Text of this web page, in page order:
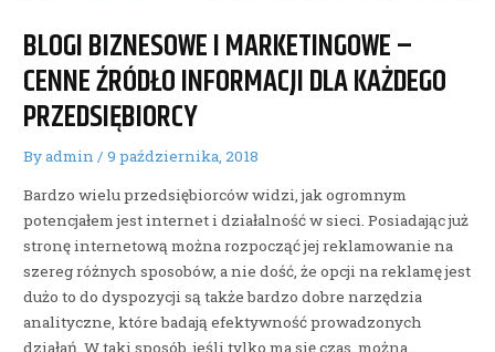
BLOGI BIZNESOWE I MARKETINGOWE –
CENNE ŹRÓDŁO INFORMACJI DLA KAŻDEGO
PRZEDSIĘBIORCY
Byadmin/9 października, 2018
Bardzo wielu przedsiębiorców widzi, jak ogromnym
potencjałem jest internet i działalność w sieci. Posiadając już
stronę internetową można rozpocząć jej reklamowanie na
szereg różnych sposobów, a nie dość, że opcji na reklamę jest
dużo to do dyspozycji są także bardzo dobre narzędzia
analityczne, które badają efektywność prowadzonych
działań. W taki sposób, jeśli tylko ma się czas, można